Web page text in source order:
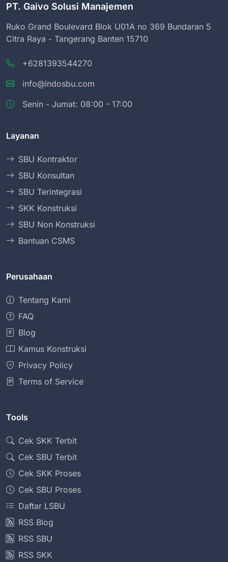
PT. Gaivo Solusi Manajemen
Ruko Grand Boulevard Blok U01A no 369 Bundaran 5
Citra Raya - Tangerang Banten 15710
+6281393544270
info@indosbu.com
Senin - Jumat: 08:00 - 17:00
Layanan
SBU Kontraktor
SBU Konsultan
SBU Terintegrasi
SKK Konstruksi
SBU Non Konstruksi
Bantuan CSMS
Perusahaan
Tentang Kami
FAQ
Blog
Kamus Konstruksi
Privacy Policy
Terms of Service
Tools
Cek SKK Terbit
Cek SBU Terbit
Cek SKK Proses
Cek SBU Proses
Daftar LSBU
RSS Blog
RSS SBU
RSS SKK